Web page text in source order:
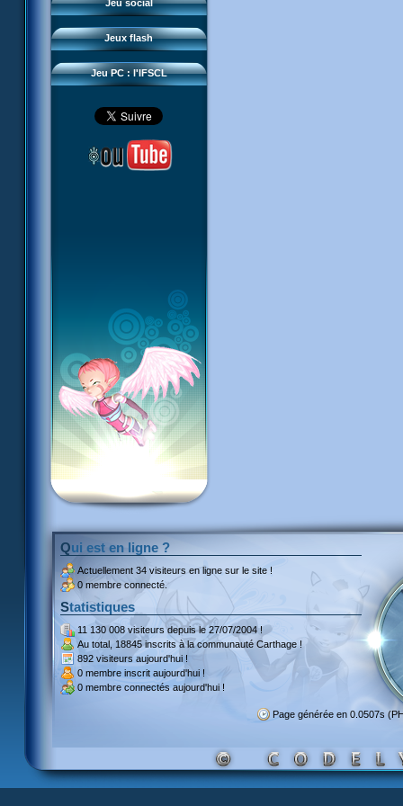
Jeu social
Jeux flash
Sector 2 Escape
Jeu PC : l'IFSCL
Téléchargements
Réseau IFSCL
Qui est en ligne ?
Actuellement 34 visiteurs en ligne sur le site !
0 membre connecté.
Statistiques
11 130 008 visiteursdepuis le 27/07/2004 !
Au total, 18845 inscritsà la communauté Carthage !
892 visiteurs aujourd'hui !
0 membre inscrit aujourd'hui !
0 membre connectés aujourd'hui !
Page générée en 0.0507s